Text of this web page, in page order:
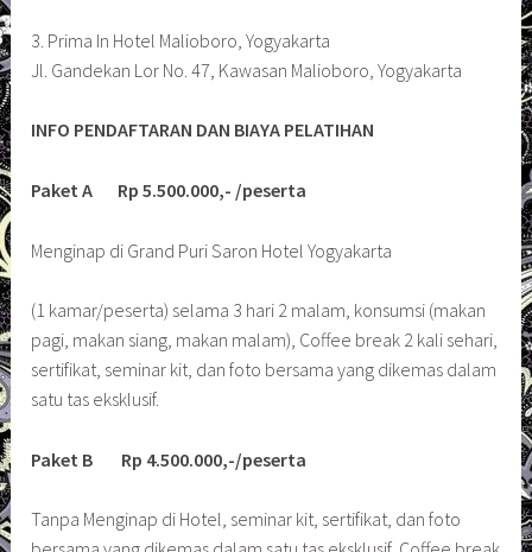
3. Prima In Hotel Malioboro, Yogyakarta
Jl. Gandekan Lor No. 47, Kawasan Malioboro, Yogyakarta
INFO PENDAFTARAN DAN BIAYA PELATIHAN
Paket A Rp 5.500.000,- /peserta
Menginap di Grand Puri Saron Hotel Yogyakarta
(1 kamar/peserta) selama 3 hari 2 malam, konsumsi (makan
pagi, makan siang, makan malam), Coffee break 2 kali sehari,
sertifikat, seminar kit, dan foto bersama yang dikemas dalam
satu tas eksklusif.
Paket B Rp 4.500.000,-/peserta
Tanpa Menginap di Hotel, seminar kit, sertifikat, dan foto